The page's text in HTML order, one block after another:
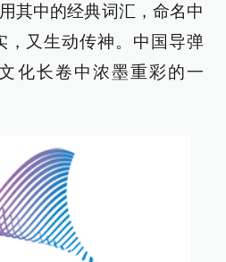
其中的经典词汇，命名中
，又生动传神。中国导弹
化长卷中浓墨重彩的一